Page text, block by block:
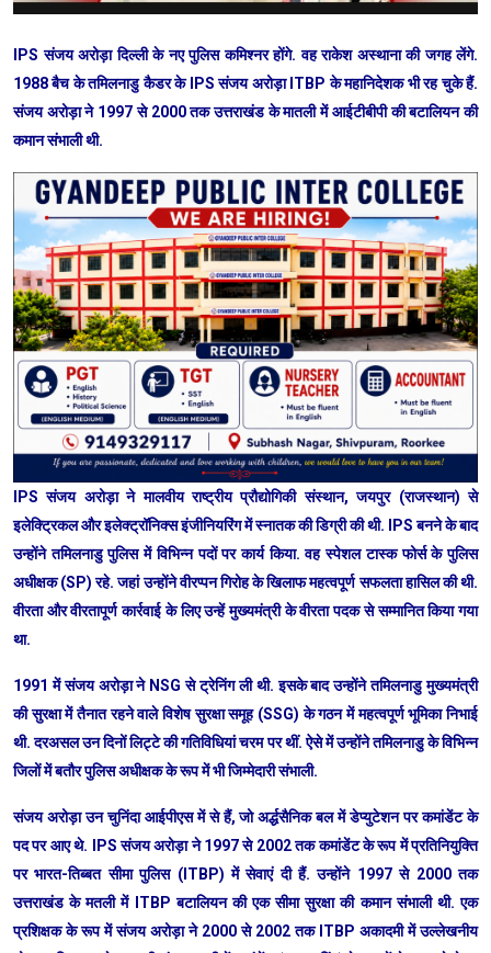
IPS संजय अरोड़ा दिल्ली के नए पुलिस कमिश्नर होंगे. वह राकेश अस्थाना की जगह लेंगे.
1988 बैच के तमिलनाडु कैडर के IPS संजय अरोड़ा ITBP के महानिदेशक भी रह चुके हैं.
संजय अरोड़ा ने 1997 से 2000 तक उत्तराखंड के मातली में आईटीबीपी की बटालियन की
कमान संभाली थी.
IPS संजय अरोड़ा ने मालवीय राष्ट्रीय प्रौद्योगिकी संस्थान, जयपुर (राजस्थान) से
इलेक्ट्रिकल और इलेक्ट्रॉनिक्स इंजीनियरिंग में स्नातक की डिग्री की थी. IPS बनने के बाद
उन्होंने तमिलनाडु पुलिस में विभिन्न पदों पर कार्य किया. वह स्पेशल टास्क फोर्स के पुलिस
अधीक्षक (SP) रहे. जहां उन्होंने वीरप्पन गिरोह के खिलाफ महत्वपूर्ण सफलता हासिल की थी.
वीरता और वीरतापूर्ण कार्रवाई के लिए उन्हें मुख्यमंत्री के वीरता पदक से सम्मानित किया गया
था.
1991 में संजय अरोड़ा ने NSG से ट्रेनिंग ली थी. इसके बाद उन्होंने तमिलनाडु मुख्यमंत्री
की सुरक्षा में तैनात रहने वाले विशेष सुरक्षा समूह (SSG) के गठन में महत्वपूर्ण भूमिका निभाई
थी. दरअसल उन दिनों लिट्टे की गतिविधियां चरम पर थीं. ऐसे में उन्होंने तमिलनाडु के विभिन्न
जिलों में बतौर पुलिस अधीक्षक के रूप में भी जिम्मेदारी संभाली.
संजय अरोड़ा उन चुनिंदा आईपीएस में से हैं, जो अर्द्धसैनिक बल में डेप्युटेशन पर कमांडेंट के
पद पर आए थे. IPS संजय अरोड़ा ने 1997 से 2002 तक कमांडेंट के रूप में प्रतिनियुक्ति
पर भारत-तिब्बत सीमा पुलिस (ITBP) में सेवाएं दी हैं. उन्होंने 1997 से 2000 तक
उत्तराखंड के मतली में ITBP बटालियन की एक सीमा सुरक्षा की कमान संभाली थी. एक
प्रशिक्षक के रूप में संजय अरोड़ा ने 2000 से 2002 तक ITBP अकादमी में उल्लेखनीय